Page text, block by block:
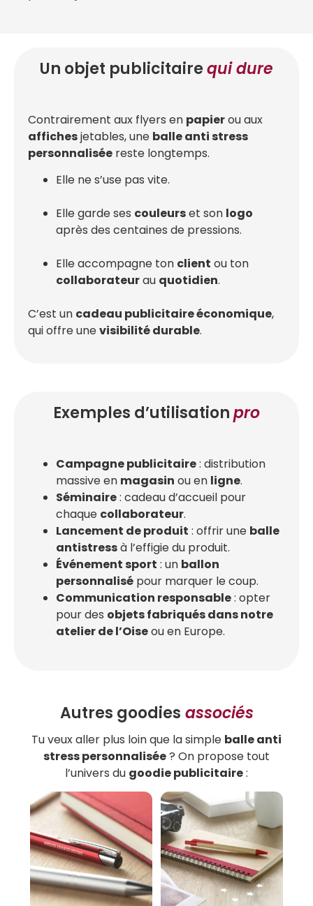
Un objet publicitairequi dure
Contrairement aux flyers en papierou aux
affichesjetables, une balle anti stress
personnalisée reste longtemps.
Elle ne s’use pas vite.
Elle garde ses couleurset son logo
après des centaines de pressions.
Elle accompagne ton client ou ton
collaborateurau quotidien.
C’est un cadeau publicitaire économique,
qui offre unevisibilité durable.
Exemples d’utilisationpro
Campagne publicitaire: distribution
massive en magasin ou en ligne.
Séminaire: cadeau d’accueil pour
chaque collaborateur.
Lancement de produit : offrir une balle
antistressà l’effigie du produit.
Événement sport : un ballon
personnalisé pour marquer le coup.
Communication responsable: opter
pour des objets fabriqués dans notre
atelier de l’Oiseou en Europe.
Autres goodies associés
Tu veux aller plus loin que la simple balle anti
stress personnalisée? On propose tout
l’univers du goodie publicitaire: